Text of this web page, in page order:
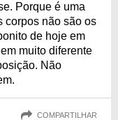
Porque é uma
corpos não são os
de hoje em
muito diferente
Não
COMPARTILHAR